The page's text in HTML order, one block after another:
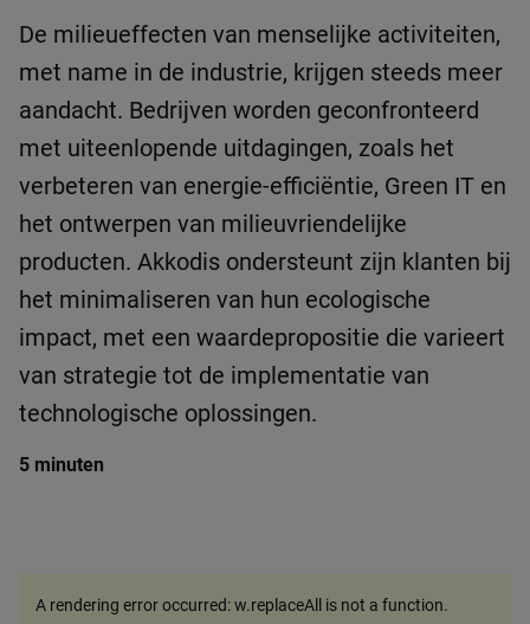
De milieueffecten van menselijke activiteiten,
met name in de industrie, krijgen steeds meer
aandacht. Bedrijven worden geconfronteerd
met uiteenlopende uitdagingen, zoals het
verbeteren van energie-efficiëntie, Green IT en
het ontwerpen van milieuvriendelijke
producten. Akkodis ondersteunt zijn klanten bij
het minimaliseren van hun ecologische
impact, met een waardepropositie die varieert
van strategie tot de implementatie van
technologische oplossingen.
5 minuten
A rendering error occurred:w.replaceAll is not a function.